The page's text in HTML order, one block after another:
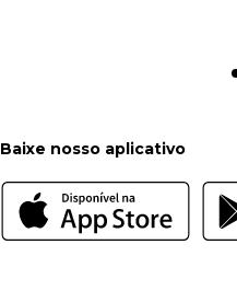
Baixe nosso aplicativo